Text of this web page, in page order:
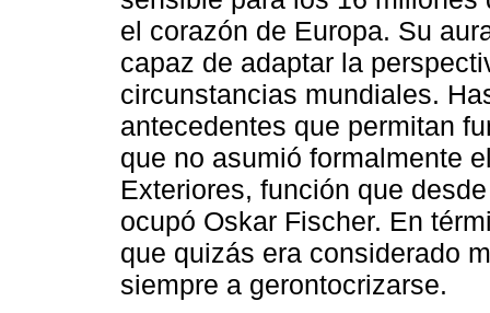
el corazón de Europa. Su
capaz de adaptar la
circunstancias mundiales.
antecedentes que permitan
que no asumió formalmente
Exteriores, función que
ocupó Oskar Fischer. En
que quizás era considerado
siempre a gerontocrizarse.